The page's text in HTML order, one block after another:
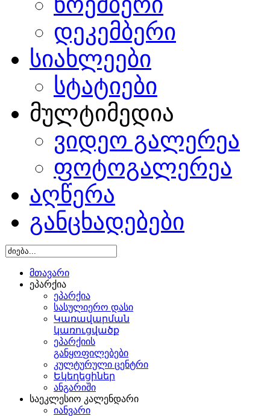
დეკემბერი
სიახლეები
სტატიები
მულტიმედია
ვიდეო გალერეა
ფოტოგალერეა
აღწერა
განცხადებები
მთავარი
ეპარქია
ეპარქია
სასულიერო დასი
Կառավարման
կառուցվածք
ეპარქიის
განყოფილებები
კულტურული ცენტრი
Եկեղեցիներ
ანგარიში
საეკლესიო კალენდარი
იანვარი